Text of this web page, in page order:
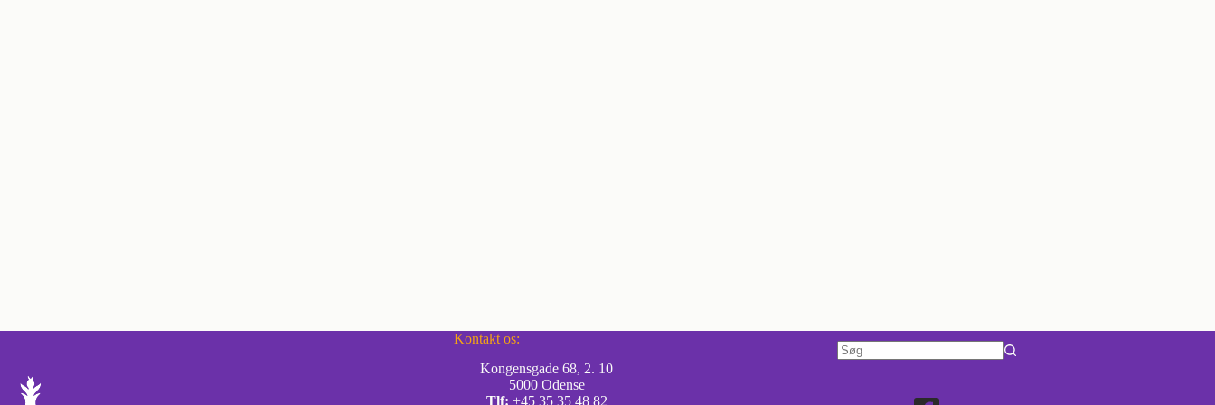
Kontakt os:
Kongensgade 68, 2. 10
5000 Odense
Tlf: +45 35 35 48 82